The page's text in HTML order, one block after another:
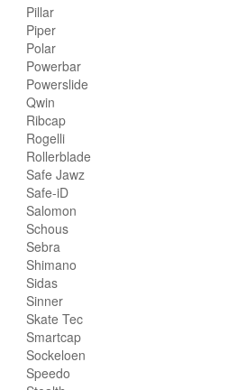
Pillar
Piper
Polar
Powerbar
Powerslide
Qwin
Ribcap
Rogelli
Rollerblade
Safe Jawz
Safe-iD
Salomon
Schous
Sebra
Shimano
Sidas
Sinner
Skate Tec
Smartcap
Sockeloen
Speedo